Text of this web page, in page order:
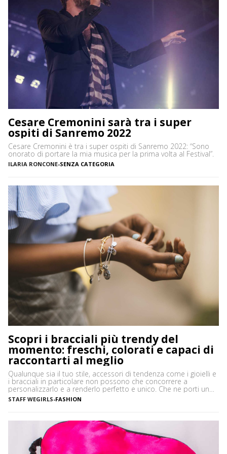
Cesare Cremonini sarà tra i super
ospiti di Sanremo 2022
Cesare Cremonini è tra i super ospiti di Sanremo 2022: “Sono
onorato di portare la mia musica per la prima volta al Festival”.
ILARIA RONCONE-SENZA CATEGORIA
Scopri i bracciali più trendy del
momento: freschi, colorati e capaci di
raccontarti al meglio
Qualunque sia il tuo stile, accessori di tendenza come i gioielli e
i bracciali in particolare non possono che concorrere a
personalizzarlo e a renderlo perfetto e unico. Che ne porti uno
solo, importante o minimale, o ti piaccia mostrarne una serie,
ciascuno con il proprio significato e valore, i bracciali sono
STAFF WEGIRLS-FASHION